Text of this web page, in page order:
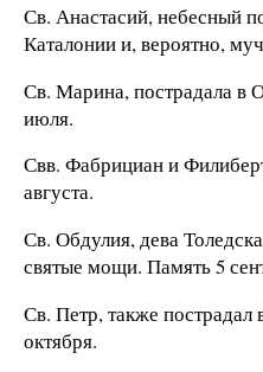
Св. Анастасий, небесный
Каталонии и, вероятно,
Св. Марина, пострадала в
июля.
Свв. Фабрициан и
августа.
Св. Обдулия, дева
святые мощи. Память 5
Св. Петр, также пострадал
октября.